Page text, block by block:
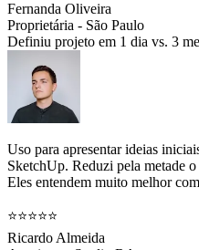
Fernanda Oliveira
Proprietária - São Paulo
Definiu projeto em 1 dia vs. 3
Uso para apresentar ideias
SketchUp. Reduzi pela metade
Eles entendem muito melhor
⭐⭐⭐⭐⭐
Ricardo Almeida